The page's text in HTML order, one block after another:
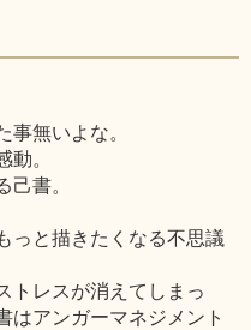
無いよな。
。
書。
っと描きたくなる不思議
トレスが消えてしまっ
はアンガーマネジメント